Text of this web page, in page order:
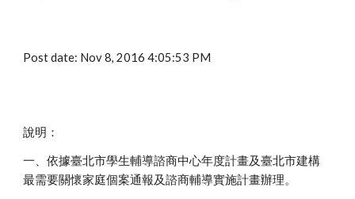
Post date: Nov 8, 2016 4:05:53 PM
說明：
一、依據臺北市學生輔導諮商中心年度計畫及臺北市建構
最需要關懷家庭個案通報及諮商輔導實施計畫辦理。